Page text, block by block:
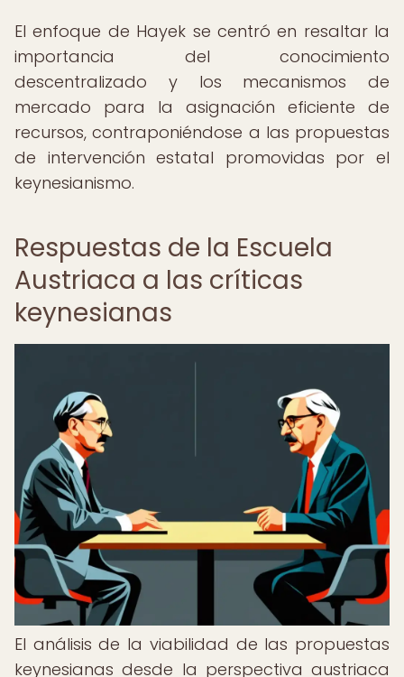
El enfoque de Hayek se centró en resaltar la
importancia del conocimiento
descentralizado y los mecanismos de
mercado para la asignación eficiente de
recursos, contraponiéndose a las propuestas
de intervención estatal promovidas por el
keynesianismo.
Respuestas de la Escuela
Austriaca a las críticas
keynesianas
El análisis de la viabilidad de las propuestas
keynesianas desde la perspectiva austriaca